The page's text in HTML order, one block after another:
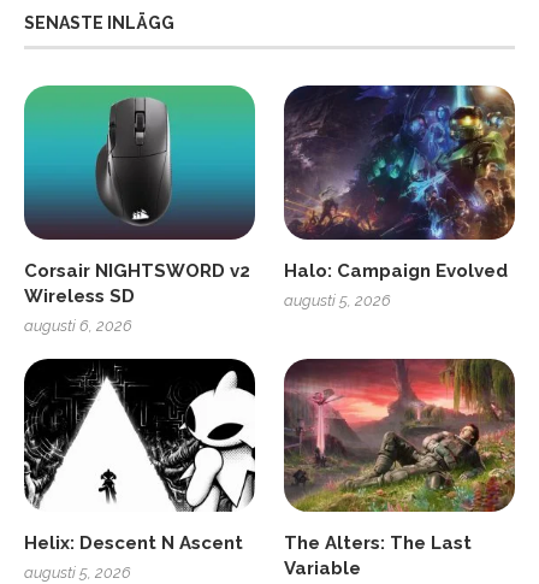
SENASTE INLÄGG
Corsair NIGHTSWORD v2
Wireless SD
augusti 6, 2026
Halo: Campaign Evolved
augusti 5, 2026
Helix: Descent N Ascent
augusti 5, 2026
The Alters: The Last
Variable